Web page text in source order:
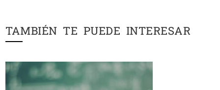
TAMBIÉN TE PUEDE INTERESAR